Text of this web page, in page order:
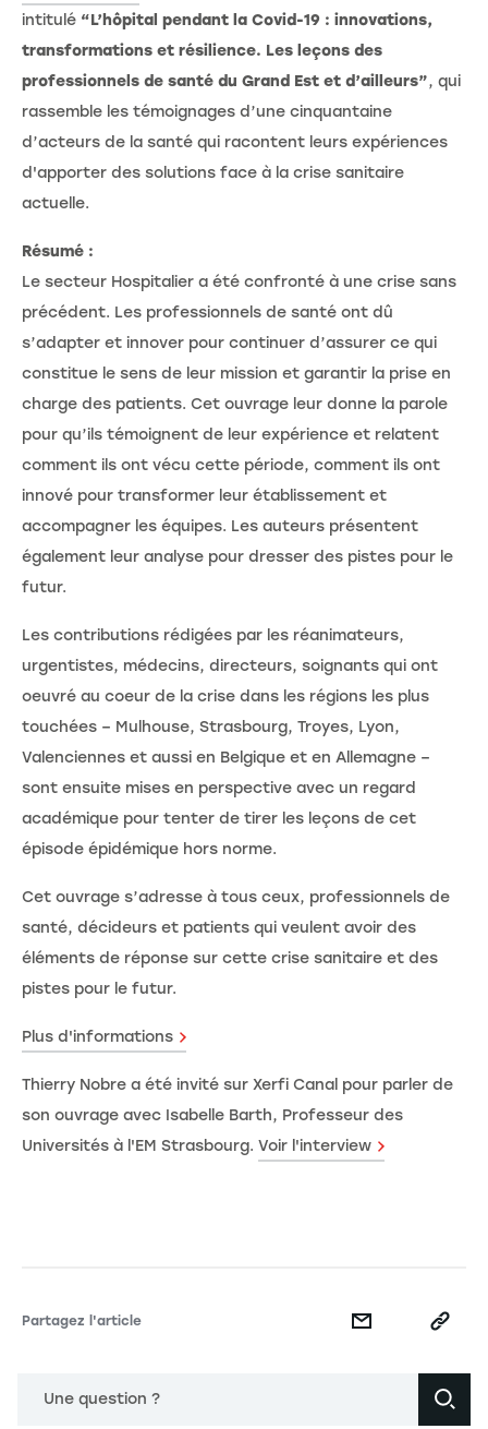
intitulé “L’hôpital pendant la Covid-19 : innovations,
transformations et résilience. Les leçons des
professionnels de santé du Grand Est et d’ailleurs”, qui
rassemble les témoignages d’une cinquantaine
d’acteurs de la santé qui racontent leurs expériences
d'apporter des solutions face à la crise sanitaire
actuelle.
Résumé :
Le secteur Hospitalier a été confronté à une crise sans
précédent. Les professionnels de santé ont dû
s’adapter et innover pour continuer d’assurer ce qui
constitue le sens de leur mission et garantir la prise en
charge des patients. Cet ouvrage leur donne la parole
pour qu’ils témoignent de leur expérience et relatent
comment ils ont vécu cette période, comment ils ont
innové pour transformer leur établissement et
accompagner les équipes. Les auteurs présentent
également leur analyse pour dresser des pistes pour le
futur.
Les contributions rédigées par les réanimateurs,
urgentistes, médecins, directeurs, soignants qui ont
oeuvré au coeur de la crise dans les régions les plus
touchées – Mulhouse, Strasbourg, Troyes, Lyon,
Valenciennes et aussi en Belgique et en Allemagne –
sont ensuite mises en perspective avec un regard
académique pour tenter de tirer les leçons de cet
épisode épidémique hors norme.
Cet ouvrage s’adresse à tous ceux, professionnels de
santé, décideurs et patients qui veulent avoir des
éléments de réponse sur cette crise sanitaire et des
pistes pour le futur.
Plus d'informations
Thierry Nobre a été invité sur Xerfi Canal pour parler de
son ouvrage avec Isabelle Barth, Professeur des
Universités à l'EM Strasbourg. Voir l'interview
Partagez l'article
Une question ?